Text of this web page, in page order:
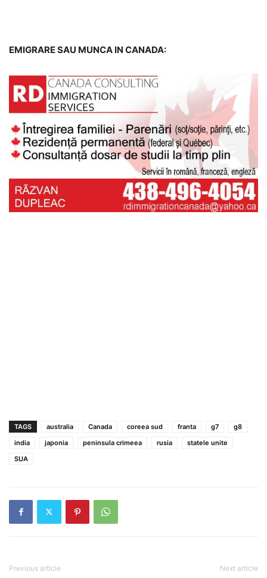
EMIGRARE SAU MUNCA IN CANADA:
TAGS australia Canada coreea sud franta g7
g8
india
japonia peninsula crimeea rusia
statele unite
SUA
Previous article Next article